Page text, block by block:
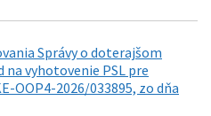
Správy o doterajšom
na vyhotovenie PSL pre
OOP4-2026/033895, zo dňa